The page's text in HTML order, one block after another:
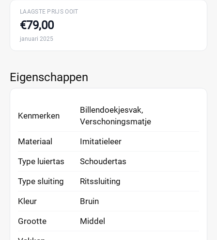
LAAGSTE PRIJS OOIT
€79,00
januari 2025
Eigenschappen
Kenmerken
Billendoekjesvak,
Verschoningsmatje
Materiaal Imitatieleer
Type luiertas Schoudertas
Type sluiting Ritssluiting
Kleur Bruin
Grootte Middel